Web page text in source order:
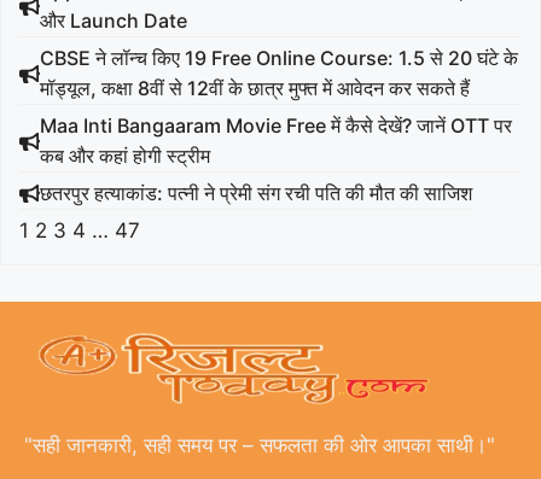
और Launch Date
CBSE ने लॉन्च किए 19 Free Online Course: 1.5 से 20 घंटे के
मॉड्यूल, कक्षा 8वीं से 12वीं के छात्र मुफ्त में आवेदन कर सकते हैं
Maa Inti Bangaaram Movie Free में कैसे देखें? जानें OTT पर
कब और कहां होगी स्ट्रीम
छतरपुर हत्याकांड: पत्नी ने प्रेमी संग रची पति की मौत की साजिश
1 2 3 4 … 47
"सही जानकारी, सही समय पर – सफलता की ओर आपका साथी।"